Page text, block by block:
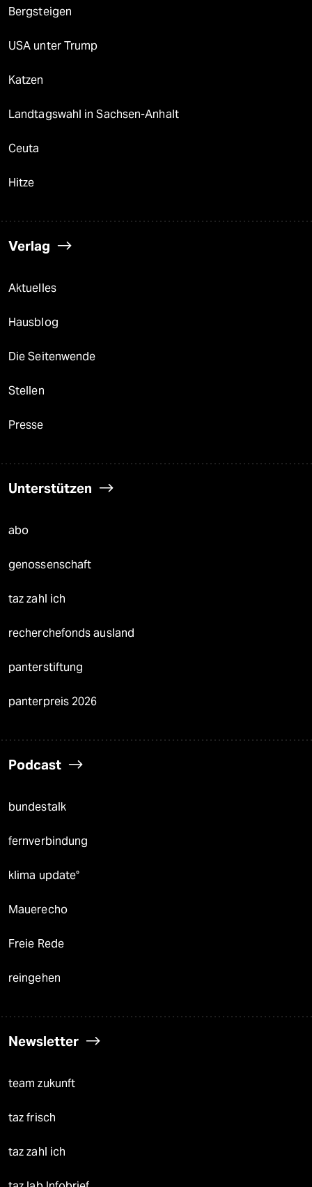
Bergsteigen
USA unter Trump
Katzen
Landtagswahl in Sachsen-Anhalt
Ceuta
Hitze
Verlag
Aktuelles
Hausblog
Die Seitenwende
Stellen
Presse
Unterstützen
abo
genossenschaft
taz zahl ich
recherchefonds ausland
panterstiftung
panterpreis 2026
Podcast
bundestalk
fernverbindung
klima update°
Mauerecho
Freie Rede
reingehen
Newsletter
team zukunft
taz frisch
taz zahl ich